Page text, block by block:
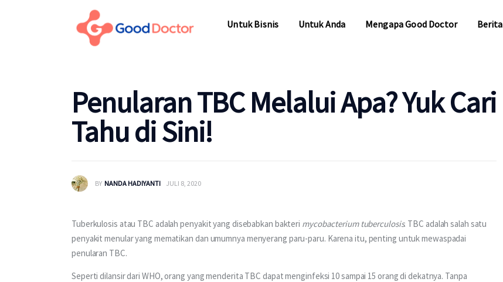
Untuk Bisnis Untuk Anda Mengapa Good Doctor Berita
Penularan TBC Melalui Apa? Yuk Cari
Tahu di Sini!
BY NANDA HADIYANTI JULI 8, 2020
Tuberkulosis atau TBC adalah penyakit yang disebabkan bakteri mycobacterium tuberculosis. TBC adalah salah satu
penyakit menular yang mematikan dan umumnya menyerang paru-paru. Karena itu, penting untuk mewaspadai
penularan TBC.
Seperti dilansir dari WHO, orang yang menderita TBC dapat menginfeksi 10 sampai 15 orang di dekatnya. Tanpa